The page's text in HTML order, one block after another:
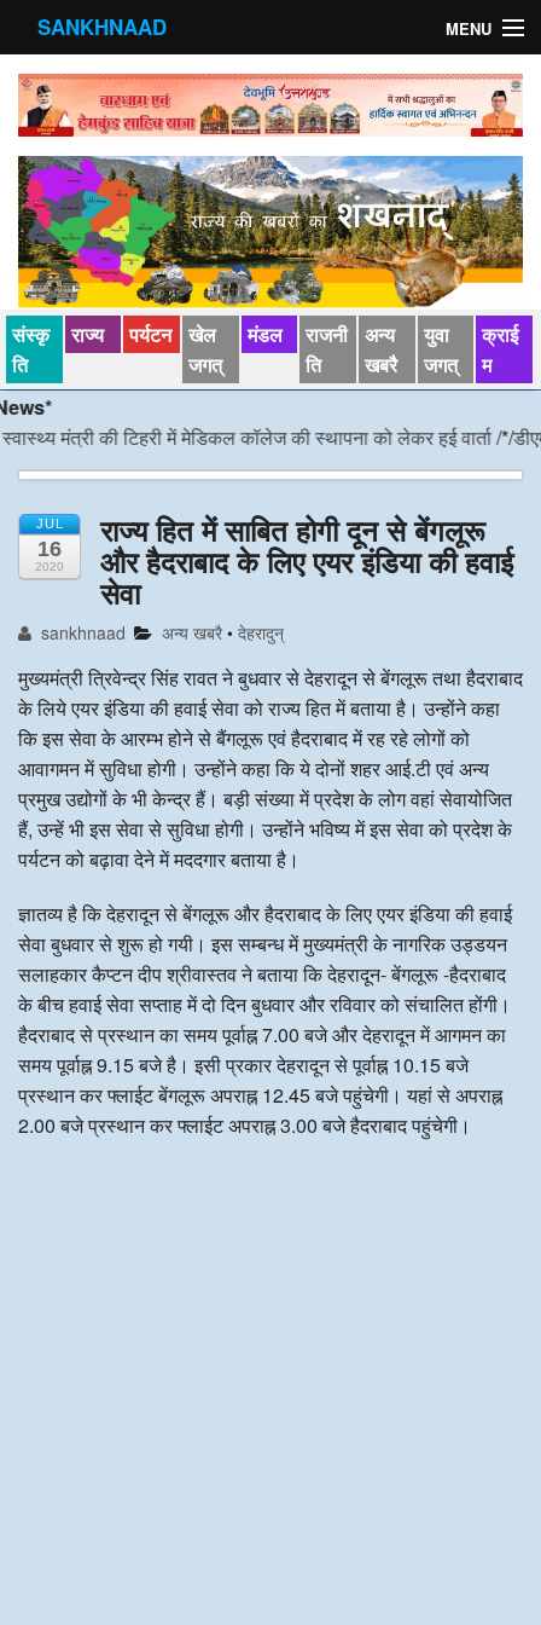
SANKHNAAD MENU
मुख्य पृष्ठ
राज्य
मंडल
संस्कृति
खेल जगत्
पर्यटन
पड़ोसी राज्य
स्वास्‍थ्य
देश विदेश
अन्य खबरै
संस्कृ
ति
राज्य पर्यटन खेल
जगत्
मंडल
राजनी
ति
अन्य
खबरै
युवा
जगत्
क्राई
म
मंत्री की टिहरी में मेडिकल कॉलेज की स्थापना को लेकर हुई वार्ता/*/डीएम
JUL
16
2020
राज्य हित में साबित होगी दून से बेंगलूरू
और हैदराबाद के लिए एयर इंडिया की हवाई
सेवा
sankhnaad अन्य खबरै •देहरादुन्
मुख्यमंत्री त्रिवेन्द्र सिंह रावत ने बुधवार से देहरादून से बेंगलूरू तथा हैदराबाद
के लिये एयर इंडिया की हवाई सेवा को राज्य हित में बताया है। उन्होंने कहा
कि इस सेवा के आरम्भ होने से बैंगलूरू एवं हैदराबाद में रह रहे लोगों को
आवागमन में सुविधा होगी। उन्होंने कहा कि ये दोनों शहर आई.टी एवं अन्य
प्रमुख उद्योगों के भी केन्द्र हैं। बड़ी संख्या में प्रदेश के लोग वहां सेवायोजित
हैं, उन्हें भी इस सेवा से सुविधा होगी। उन्होंने भविष्य में इस सेवा को प्रदेश के
पर्यटन को बढ़ावा देने में मददगार बताया है।
ज्ञातव्य है कि देहरादून से बेंगलूरू और हैदराबाद के लिए एयर इंडिया की हवाई
सेवा बुधवार से शुरू हो गयी। इस सम्बन्ध में मुख्यमंत्री के नागरिक उड्डयन
सलाहकार कैप्टन दीप श्रीवास्तव ने बताया कि देहरादून- बेंगलूरू -हैदराबाद
के बीच हवाई सेवा सप्ताह में दो दिन बुधवार और रविवार को संचालित होंगी।
हैदराबाद से प्रस्थान का समय पूर्वाह्न 7.00 बजे और देहरादून में आगमन का
समय पूर्वाह्न 9.15 बजे है। इसी प्रकार देहरादून से पूर्वाह्न 10.15 बजे
प्रस्थान कर फ्लाईट बेंगलूरू अपराह्न 12.45 बजे पहुंचेगी। यहां से अपराह्न
2.00 बजे प्रस्थान कर फ्लाईट अपराह्न 3.00 बजे हैदराबाद पहुंचेगी।